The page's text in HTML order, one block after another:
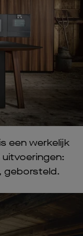
een werkelijk
geborsteld.